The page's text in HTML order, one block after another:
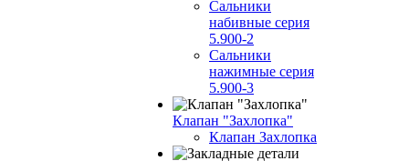
Сальники
набивные серия
5.900-2
Сальники
нажимные серия
5.900-3
Клапан "Захлопка"
Клапан Захлопка